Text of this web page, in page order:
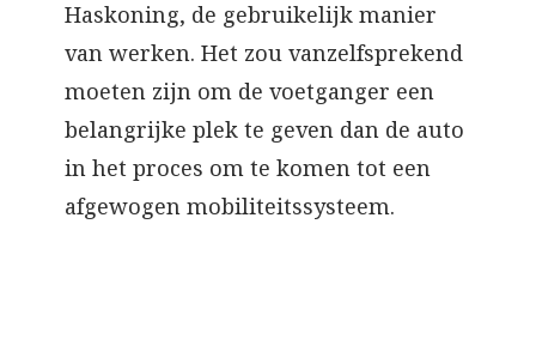
Haskoning, de gebruikelijk manier
van werken. Het zou vanzelfsprekend
moeten zijn om de voetganger een
belangrijke plek te geven dan de auto
in het proces om te komen tot een
afgewogen mobiliteitssysteem.